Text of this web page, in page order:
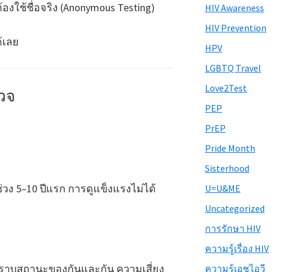
ช้ชื่อจริง (Anonymous Testing)
ลย
จ
ง 5–10 ปีแรก การดูแข็งแรงไม่ได้
บสถานะของกันและกัน ความเสี่ยง
HIV Awareness
HIV Prevention
HPV
LGBTQ Travel
Love2Test
PEP
PrEP
Pride Month
Sisterhood
U=U&ME
Uncategorized
การรักษา HIV
ความรู้เรื่อง HIV
ความรู้เอชไอวี